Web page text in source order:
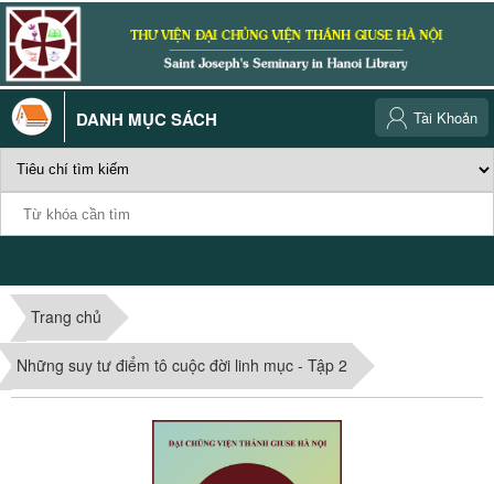
DANH MỤC SÁCH Tài Khoản
Trang chủ
Những suy tư điểm tô cuộc đời linh mục - Tập 2